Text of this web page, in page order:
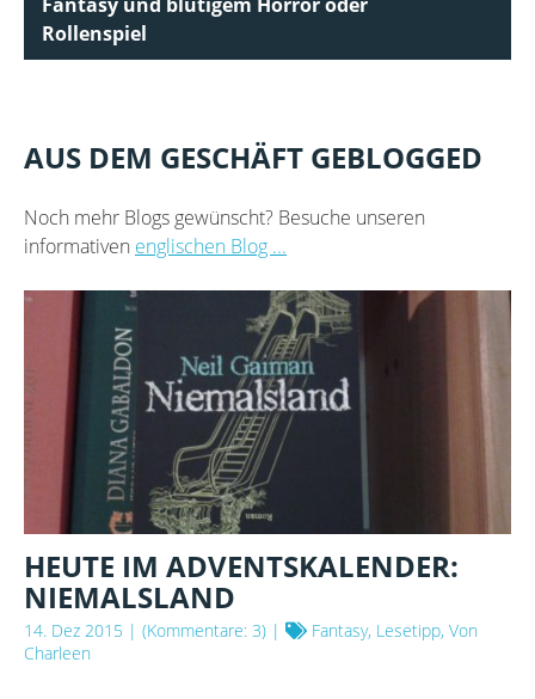
Rollenspiel
AUS DEM GESCHÄFT GEBLOGGED
Noch mehr Blogs gewünscht? Besuche unseren
informativen englischen Blog ...
HEUTE IM ADVENTSKALENDER:
NIEMALSLAND
14. Dez 2015 | (Kommentare: 3) |
Fantasy, Lesetipp, Von
Charleen